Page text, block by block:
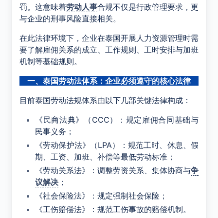
罚。这意味着劳动人事合规不仅是行政管理要求，更
与企业的刑事风险直接相关。
在此法律环境下，企业在泰国开展人力资源管理时需
要了解雇佣关系的成立、工作规则、工时安排与加班
机制等基础规则。
一、泰国劳动法体系：企业必须遵守的核心法律
目前泰国劳动法规体系由以下几部关键法律构成：
《民商法典》（ CCC）：规定雇佣合同基础与
民事义务；
《劳动保护法》（LPA）：规范工时、休息、假
期、工资、加班、补偿等最低劳动标准；
《劳动关系法》：调整劳资关系、集体协商与争
议解决 ；
《社会保险法》：规定强制社会保险；
《工伤赔偿法》：规范工伤事故的赔偿机制。